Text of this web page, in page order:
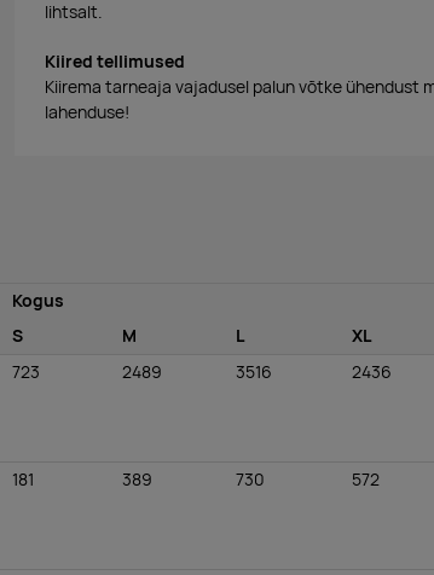
lihtsalt.
Kiired tellimused
Kiirema tarneaja vajadusel palun võtke ühendust
lahenduse!
Kogus
S
M L XL
723 2489 3516 2436
181 389 730 572